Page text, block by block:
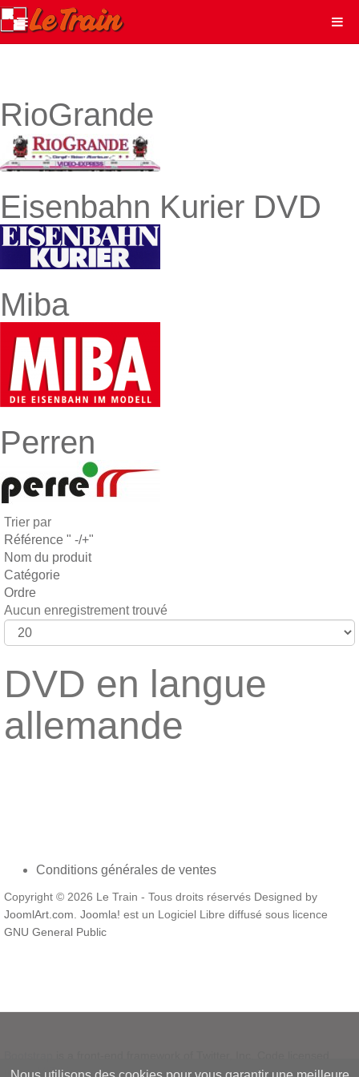
RioGrande
Eisenbahn Kurier DVD
Miba
Perren
Trier par
Référence " -/+"
Nom du produit
Catégorie
Ordre
Aucun enregistrement trouvé
DVD en langue
allemande
Conditions générales de ventes
Copyright © 2026 Le Train - Tous droits réservés Designed by
JoomlArt.com Joomla! est un Logiciel Libre diffusé sous licence
GNU General Public
underMIT License.